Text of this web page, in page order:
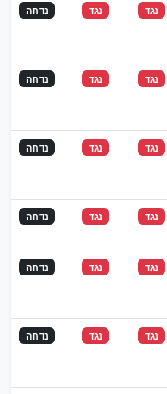
נגד נגד נדחה
נגד נגד נדחה
נגד נגד נדחה
נגד נגד נדחה
נגד נגד נדחה
נגד נגד נדחה